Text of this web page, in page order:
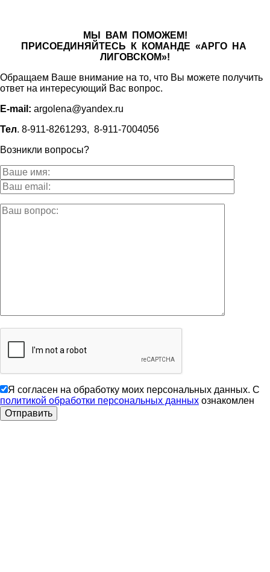
МЫ ВАМ ПОМОЖЕМ!
ПРИСОЕДИНЯЙТЕСЬ К КОМАНДЕ «АРГО НА
ЛИГОВСКОМ»!
Обращаем Ваше внимание на то, что Вы можете получить
ответ на интересующий Вас вопрос.
E-mail: argolena@yandex.ru
Тел. 8-911-8261293, 8-911-7004056
Возникли вопросы?
Я согласен на обработку моих персональных данных. С
политикой обработки персональных данных ознакомлен